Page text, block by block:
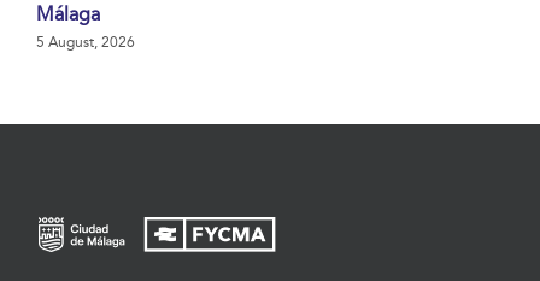
Málaga
5 August, 2026